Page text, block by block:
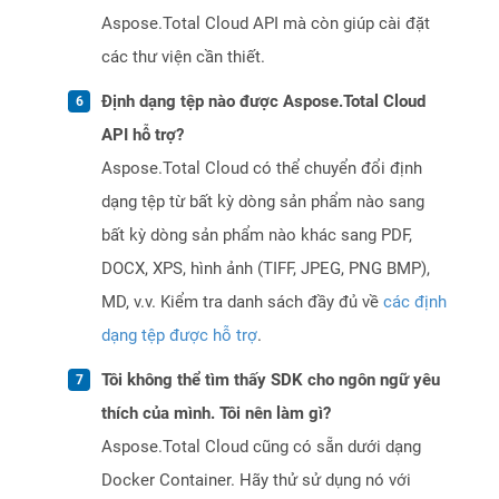
Aspose.Total Cloud API mà còn giúp cài đặt
các thư viện cần thiết.
Định dạng tệp nào được Aspose.Total Cloud
API hỗ trợ?
Aspose.Total Cloud có thể chuyển đổi định
dạng tệp từ bất kỳ dòng sản phẩm nào sang
bất kỳ dòng sản phẩm nào khác sang PDF,
DOCX, XPS, hình ảnh (TIFF, JPEG, PNG BMP),
MD, v.v. Kiểm tra danh sách đầy đủ về các định
dạng tệp được hỗ trợ.
Tôi không thể tìm thấy SDK cho ngôn ngữ yêu
thích của mình. Tôi nên làm gì?
Aspose.Total Cloud cũng có sẵn dưới dạng
Docker Container. Hãy thử sử dụng nó với